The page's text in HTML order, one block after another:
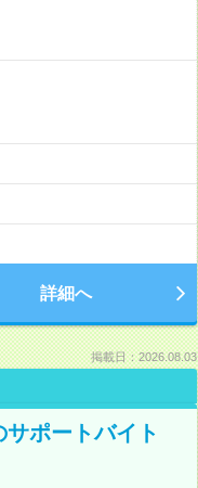
詳細へ
掲載日：2026.08.03
ポートバイト